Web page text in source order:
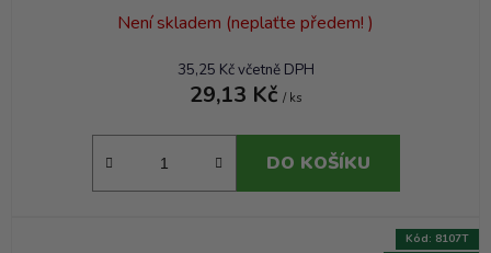
Není skladem (neplaťte předem! )
35,25 Kč včetně DPH
29,13 Kč / ks
DO KOŠÍKU
Kód: 8107T